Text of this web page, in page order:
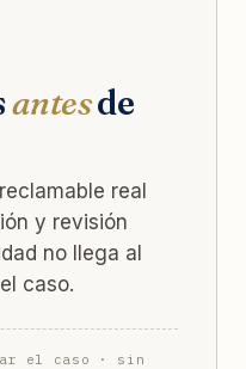
antesde
real
y revisión
no llega al
caso.
el caso · sin